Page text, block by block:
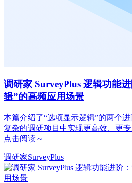
调研家 SurveyPlus 逻辑功能
辑”的高频应用场景
本篇介绍了“选项显示逻辑”的两个
复杂的调研项目中实现更高效、更
点击阅读～
调研家SurveyPlus